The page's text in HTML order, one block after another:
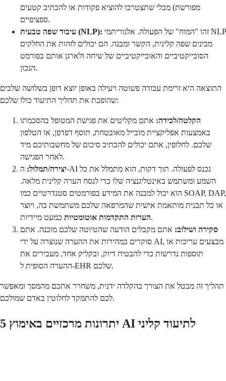
מפורשת) מבלי שתצטרכו להוציא פקודות או להכתיב קטעים
ספציפיים.
עיבוד שפה טבעית (NLP):
מבינים שפה קלינית, הקשר ומבנה. הם יכולים לזהות את החלקים
הסובייקטיביים והאובייקטיביים של שיחה ולארגן אותם בפורמט
הנכון.
התוצאה היא זרימת עבודה פשוטה ויעילה באופן יוצא דופן בשלושה שלבים
שהופכת את תהליך התיעוד כולו שלכם:
הקלטה/לכידה: אתם מקליטים את פגישת המטופל בהסכמתו
באמצעות אפליקציית מובייל מאובטחת, תוסף דפדפן, או הטלפון
שלכם. לחלופין, אתם יכולים להכתיב סיכום של מחשבותיכם מיד
לאחר הפגישה.
יצירה/תמלול: ה-AI נכנס לפעולה. תוך דקות, הוא מתמלל את כל
השמע ומשתמש באינטליגנציה שלו כדי לנסח הערה קלינית מלאה.
הוא יכול למבנה את המידע בפורמטים סטנדרטיים כמו SOAP, DAP,
או כל תבנית מותאמת אישית שהמרפאה שלכם משתמשת בה, ויוצר
הערות התקדמות אוטומטיותכמעט מיידיות.
סקירה ושילוב: אתם מקבלים הודעה שהטיוטה שלכם מוכנה. אתם
סוקרים במהירות את ההערה שנוצרה על ידי AI, מבצעים עריכות או
תוספות נדרשות כדי להבטיח דיוק, ובקליק אחד, מעבירים את
ההערה הסופית ל-EHR שלכם.
תהליך זה מבטל את הצורך בהקלדה ידנית, משחרר אתכם מהמסך ומאפשר
לכם להתמקד לחלוטין באדם שמולכם.
5 יתרונות מרכזיים באימוץ AI לתיעוד קליני